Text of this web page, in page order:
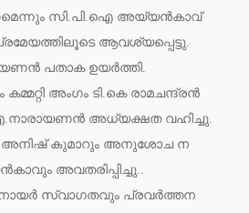
സി.പി.ഐ അയ്യൻകാവ്
ആവശ്യപ്പെട്ടു.
പതാക ഉയർത്തി.
അംഗം ടി.കെ രാമചന്ദ്രൻ
അധ്യക്ഷത വഹിച്ചു.
അനിഷ് കുമാറും അനുശോച ന
അവതരിപ്പിച്ചു..
സ്വാഗതവും പ്രവർത്തന